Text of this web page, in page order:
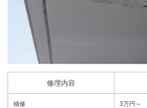
修理内容
補修 3万円～